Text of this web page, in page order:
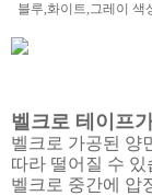
블루,화이트,그레이 색
벨크로 테이프
벨크로 가공된 양
따라 떨어질 수 있
벨크로 중간에 압